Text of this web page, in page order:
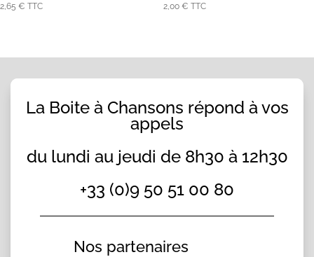
2,65 € TTC 2,00 € TTC
La Boite à Chansons répond à vos
appels
du lundi au jeudi de 8h30 à 12h30
+33 (0)9 50 51 00 80
Nos partenaires